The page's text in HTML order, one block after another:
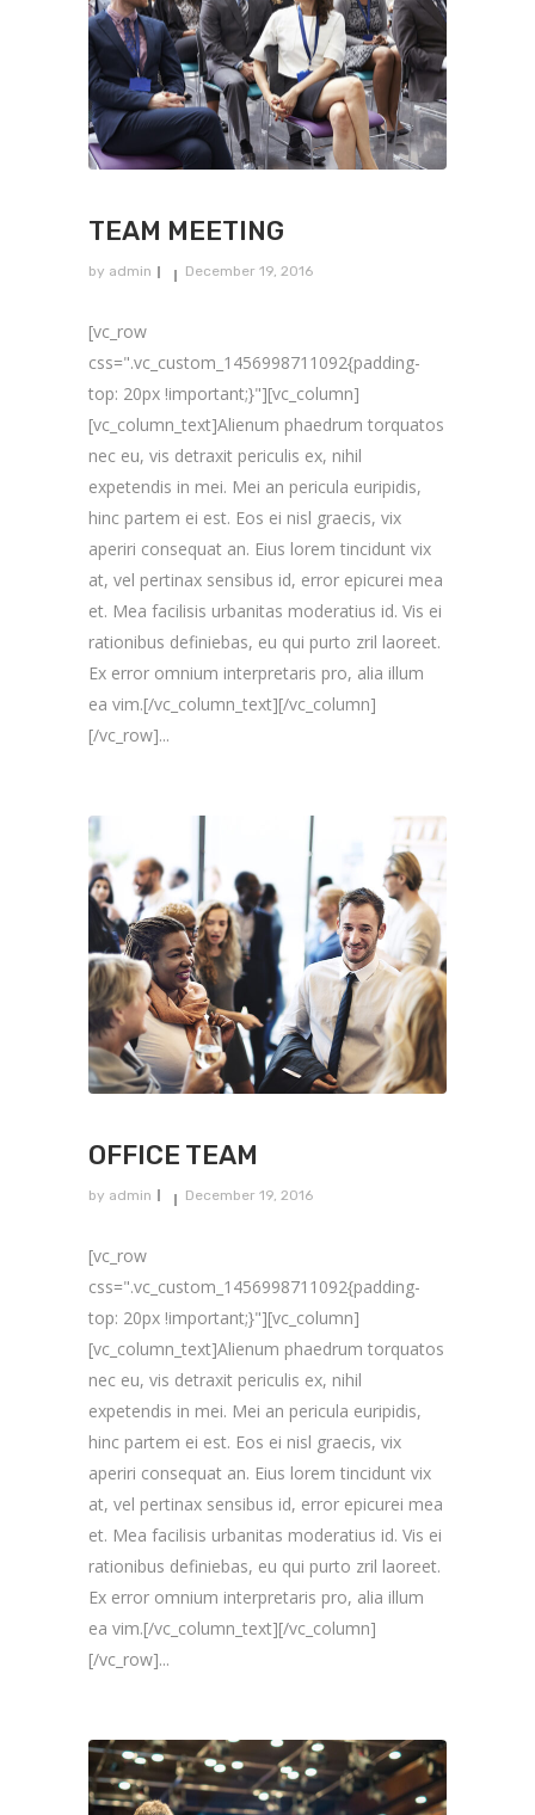
TEAM MEETING
by admin December 19, 2016
[vc_row
css=".vc_custom_1456998711092{padding-
top: 20px !important;}"][vc_column]
[vc_column_text]Alienum phaedrum torquatos
nec eu, vis detraxit periculis ex, nihil
expetendis in mei. Mei an pericula euripidis,
hinc partem ei est. Eos ei nisl graecis, vix
aperiri consequat an. Eius lorem tincidunt vix
at, vel pertinax sensibus id, error epicurei mea
et. Mea facilisis urbanitas moderatius id. Vis ei
rationibus definiebas, eu qui purto zril laoreet.
Ex error omnium interpretaris pro, alia illum
ea vim.[/vc_column_text][/vc_column]
[/vc_row]...
OFFICE TEAM
by admin December 19, 2016
[vc_row
css=".vc_custom_1456998711092{padding-
top: 20px !important;}"][vc_column]
[vc_column_text]Alienum phaedrum torquatos
nec eu, vis detraxit periculis ex, nihil
expetendis in mei. Mei an pericula euripidis,
hinc partem ei est. Eos ei nisl graecis, vix
aperiri consequat an. Eius lorem tincidunt vix
at, vel pertinax sensibus id, error epicurei mea
et. Mea facilisis urbanitas moderatius id. Vis ei
rationibus definiebas, eu qui purto zril laoreet.
Ex error omnium interpretaris pro, alia illum
ea vim.[/vc_column_text][/vc_column]
[/vc_row]...